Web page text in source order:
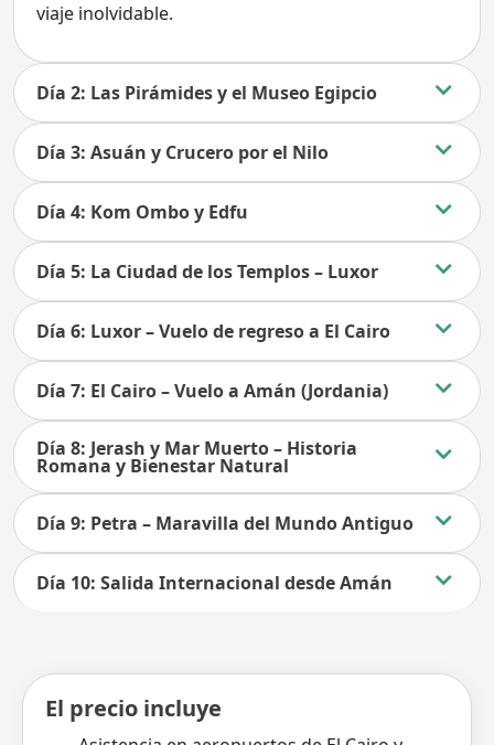
viaje inolvidable.
Día 2: Las Pirámides y el Museo Egipcio
Día 3: Asuán y Crucero por el Nilo
Día 4: Kom Ombo y Edfu
Día 5: La Ciudad de los Templos – Luxor
Día 6: Luxor – Vuelo de regreso a El Cairo
Día 7: El Cairo – Vuelo a Amán (Jordania)
Día 8: Jerash y Mar Muerto – Historia
Romana y Bienestar Natural
Día 9: Petra – Maravilla del Mundo Antiguo
Día 10: Salida Internacional desde Amán
El precio incluye